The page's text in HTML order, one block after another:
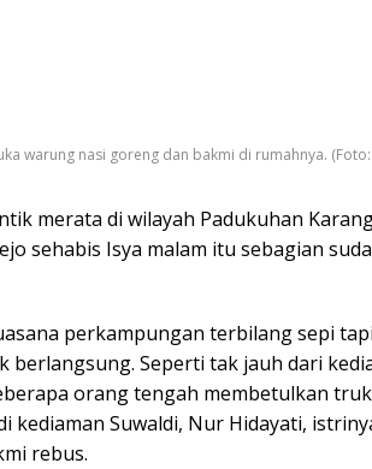
warung nasi goreng dan bakmi di rumahnya.
merata di wilayah Padukuhan
sehabis Isya malam itu sebagian
perkampungan terbilang sepi tapi
berlangsung. Seperti tak jauh dari
orang tengah membetulkan
kediaman Suwaldi, Nur Hidayati,
rebus.